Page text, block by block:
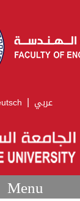
| عربي
Menu